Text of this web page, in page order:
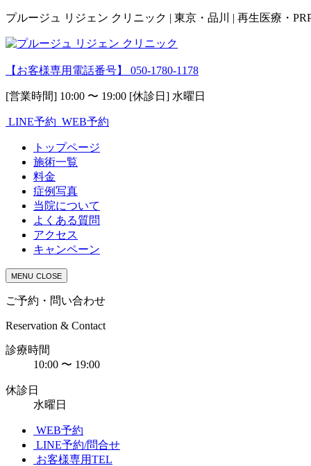
プルージュ リジェン クリニック | 東京・品川 | 再生医療・
【お客様専用電話番号】 050-1780-1178
[営業時間] 10:00 〜 19:00 [休診日] 水曜日
LINE予約 WEB予約
トップページ
施術一覧
料金
症例写真
当院について
よくある質問
アクセス
キャンペーン
MENU CLOSE
ご予約・問い合わせ
Reservation & Contact
診療時間
10:00 〜 19:00
休診日
水曜日
WEB予約
LINE予約/問合せ
お客様専用TEL